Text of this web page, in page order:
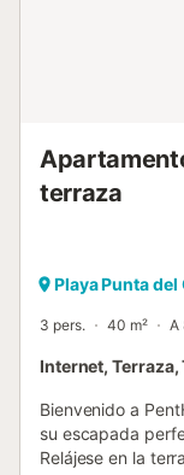
terraza
Playa Punta
3 pers. 40 m² A
Internet, Terraza,
Bienvenido a
su escapada
Relájese en la